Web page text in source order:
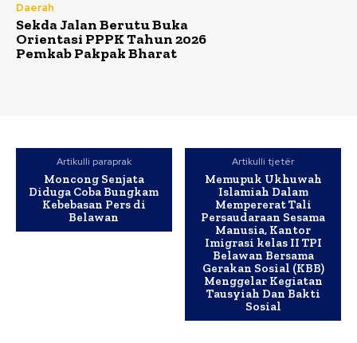
Daerah
Sekda Jalan Berutu Buka
Orientasi PPPK Tahun 2026
Pemkab Pakpak Bharat
Artikulli paraprak
​Moncong Senjata
Diduga Coba Bungkam
Kebebasan Pers di
Belawan
Artikulli tjetër
Memupuk Ukhuwah
Islamiah Dalam
Mempererat Tali
Persaudaraan Sesama
Manusia, Kantor
Imigrasi kelas II TPI
Belawan Bersama
Gerakan Sosial (KBB)
Menggelar Kegiatan
Tausyiah Dan Bakti
Sosial